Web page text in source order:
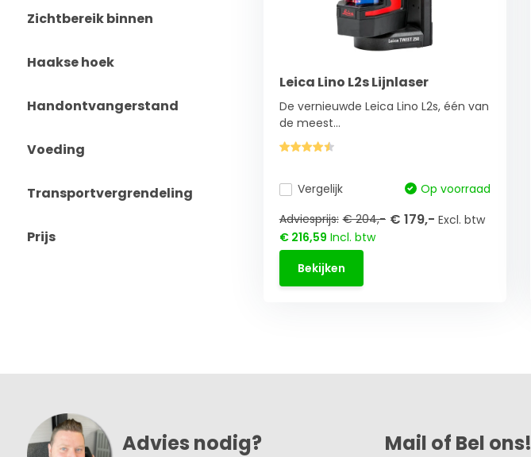
Zichtbereik binnen
Haakse hoek
Handontvangerstand
Voeding
Transportvergrendeling
Prijs
Leica Lino L2s Lijnlaser
De vernieuwde Leica Lino L2s, één van
de meest...
Vergelijk
Op voorraad
Adviesprijs: € 204,- € 179,- Excl. btw
€ 216,59 Incl. btw
Bekijken
Advies nodig? Mail of Bel ons!